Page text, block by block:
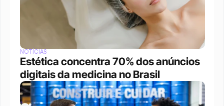
NOTÍCIAS
Estética concentra 70% dos anúncios
digitais da medicina no Brasil